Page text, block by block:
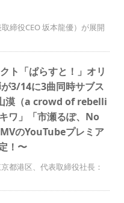
締役CEO 坂本龍優）が展開
ト「ぱらすと！」オリ
3/14に3曲同時サブス
漠（a crowd of rebelli
ワ」「市瀬るぽ、No
のYouTubeプレミア
！〜
都港区、代表取締役社長：